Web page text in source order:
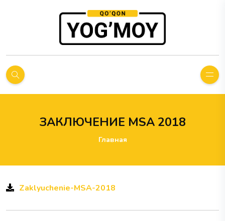
ЗАКЛЮЧЕНИЕ MSA 2018
Главная
Zaklyuchenie-MSA-2018